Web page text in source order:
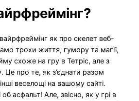
як про скелет веб-
трохи життя, гумору та магії,
схоже на гру в Тетріс, але з
Це про те, як з’єднати разом
веселощі на вашому сайті.
асфальт! Але, звісно, як у грі в